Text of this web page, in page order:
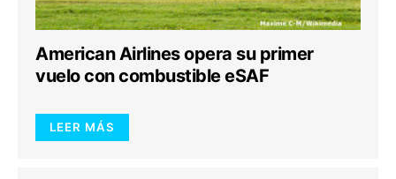
American Airlines opera su primer
vuelo con combustible eSAF
LEER MÁS